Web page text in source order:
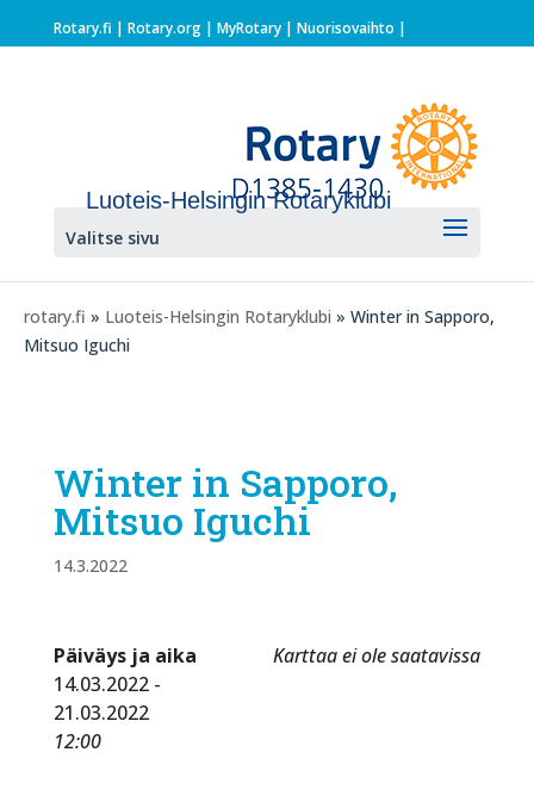
Rotary.fi | Rotary.org| MyRotary | Nuorisovaihto |
Luoteis-Helsingin Rotaryklubi
Valitse sivu
rotary.fi » Luoteis-Helsingin Rotaryklubi » Winter in Sapporo,
Mitsuo Iguchi
Winter in Sapporo,
Mitsuo Iguchi
14.3.2022
Karttaa ei ole saatavissa
Päiväys ja aika
14.03.2022 -
21.03.2022
12:00